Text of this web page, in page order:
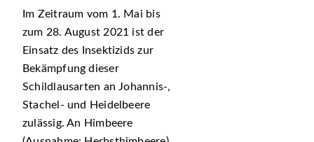
Im Zeitraum vom 1. Mai bis
zum 28. August 2021 ist der
Einsatz des Insektizids zur
Bekämpfung dieser
Schildlausarten an Johannis-,
Stachel- und Heidelbeere
zulässig. An Himbeere